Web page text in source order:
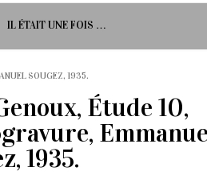
IL ÉTAIT UNE FOIS …
SOUGEZ, 1935.
Étude 10,
1935.